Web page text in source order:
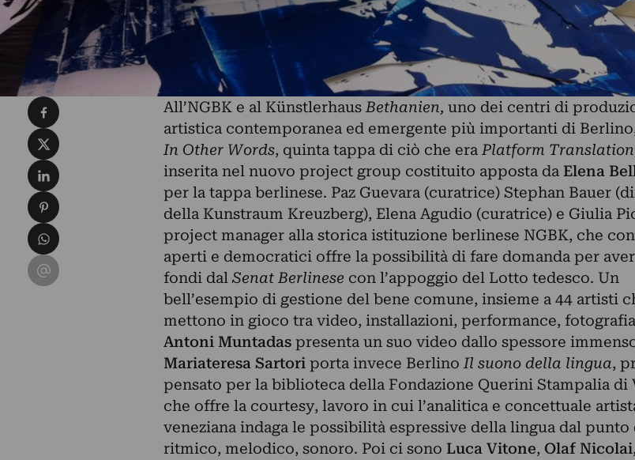
All’NGBK e al Künstlerhaus Bethanien, uno dei centri di
artistica contemporanea ed emergente più importanti di
In Other Words, quinta tappa di ciò che era Platform Translation
inserita nel nuovo project group costituito apposta da Elena
per la tappa berlinese. Paz Guevara (curatrice) Stephan Bauer
della Kunstraum Kreuzberg), Elena Agudio (curatrice) e Giulia
project manager alla storica istituzione berlinese NGBK, che
aperti e democratici offre la possibilità di fare domanda per
fondi dalSenat Berlinese con l’appoggio del Lotto tedesco. Un
bell’esempio di gestione del bene comune, insieme a 44 artisti
mettono in gioco tra video, installazioni, performance,
Antoni Muntadaspresenta un suo video dallo spessore
Mariateresa Sartoriporta invece Berlino Il suono della lingua,
pensato per la biblioteca della Fondazione Querini Stampalia di
che offre la courtesy, lavoro in cui l’analitica e concettuale
veneziana indaga le possibilità espressive della lingua dal punto
ritmico, melodico, sonoro. Poi ci sono Luca Vitone, Olaf Nicolai,
Condividi su Facebook
Condividi su X
Condividi su LinkedIn
Condividi su Pinterest
Condividi su WhatsApp
Condividi su Email